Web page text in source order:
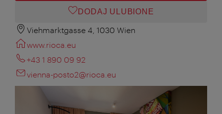
DODAJ ULUBIONE
Viehmarktgasse 4, 1030 Wien
www.rioca.eu
+43 1 890 09 92
vienna-posto2@rioca.eu